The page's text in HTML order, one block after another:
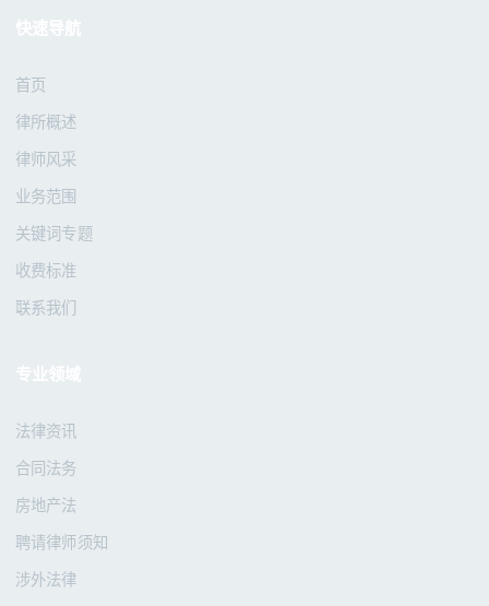
首页
律所概述
律师风采
业务范围
关键词专题
收费标准
联系我们
法律资讯
合同法务
房地产法
聘请律师须知
涉外法律